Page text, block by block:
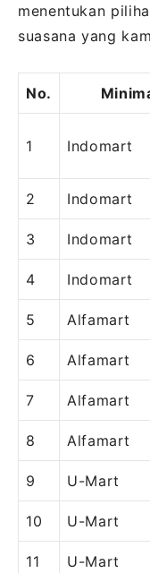
menentukan
suasana yang
No.
1 Indomart
2 Indomart
3 Indomart
4 Indomart
5 Alfamart
6 Alfamart
7 Alfamart
8 Alfamart
9 U-Mart
10 U-Mart
11 U-Mart